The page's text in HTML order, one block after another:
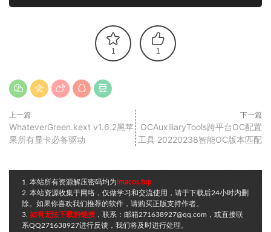
1 1
上一篇
WhateverGreen.kext v1.6.2黑苹
果所有显卡必备驱动
下一篇
OCAuxiliaryTools跨平台OC配置
工具 20220238智能OC版本匹配
1. 本站所有资源解压密码均为imacos.top
2. 本站资源收集于网络，仅做学习和交流使用，请于下载后24小时内删
除。如果你喜欢我们推荐的软件，请购买正版支持作者。
3. 如有无法下载的链接 ，联系：邮箱271638927@qq.com，或直接联
系QQ271638927进行反馈，我们将及时进行处理。